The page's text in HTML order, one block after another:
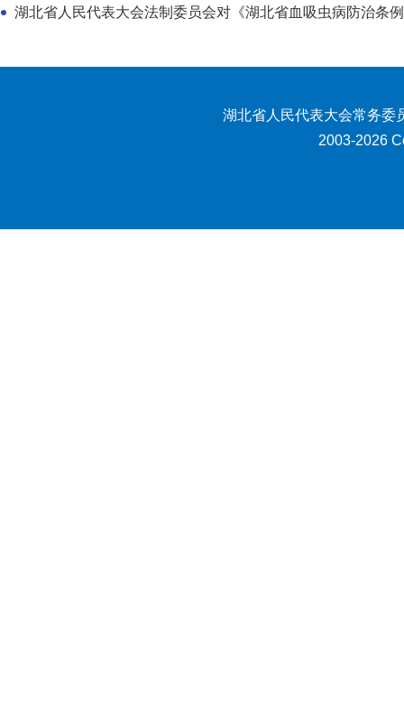
湖北省人民代表大会法制委员会对《湖北省血吸虫病防治条
湖北省人民代表大会常务委
2003-2026